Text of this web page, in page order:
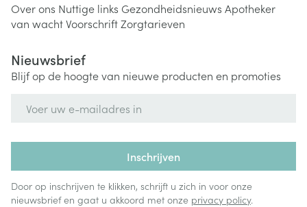
Over ons Nuttige links Gezondheidsnieuws Apotheker
van wachtVoorschriftZorgtarieven
Nieuwsbrief
Blijf op de hoogte van nieuwe producten en promoties
Inschrijven
Door op inschrijven te klikken, schrijft u zich in voor onze
nieuwsbrief en gaat u akkoord met onze privacy policy.